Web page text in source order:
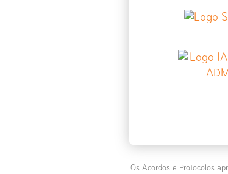
Os Acordos e Protocolos